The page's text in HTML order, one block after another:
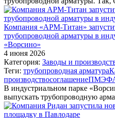
Компания «АРМ-Титан»
трубопроводной арматуры в
«Ворсино»
4 июня 2026
Категория: Заводы и
Теги: трубопроводная арматура
производствосоглашениеПМЭФ
В индустриальном парке
выпускать трубопроводную